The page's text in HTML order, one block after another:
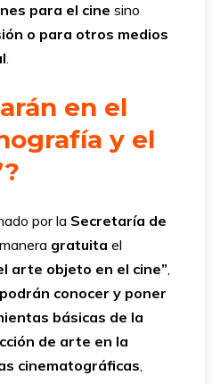
para el cine sino
o para otros medios
.
en el
y el
por la Secretaría de
gratuita el
arte objeto en el cine”
podrán conocer y poner
básicas de la
de arte en la
cinematográficas